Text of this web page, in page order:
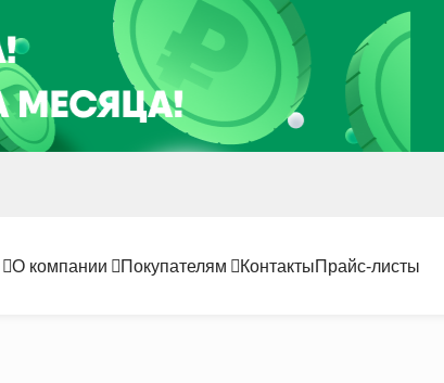
О компании Покупателям КонтактыПрайс-листы